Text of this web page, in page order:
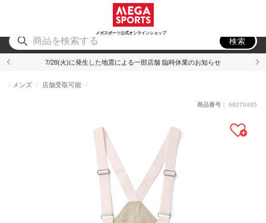
メガスポーツ公式オンラインショップ
アウトドア
検索
7/28(火)に発生した地震による一部店舗 臨時休業のお知らせ
メンズ 店舗受取可能
商品番号： 68270495